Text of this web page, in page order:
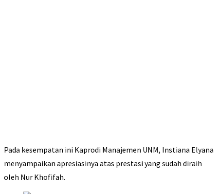
Pada kesempatan ini Kaprodi Manajemen UNM, Instiana Elyana
menyampaikan apresiasinya atas prestasi yang sudah diraih
oleh Nur Khofifah.